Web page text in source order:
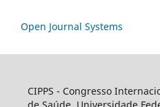
Open Journal Systems
CIPPS - Congresso